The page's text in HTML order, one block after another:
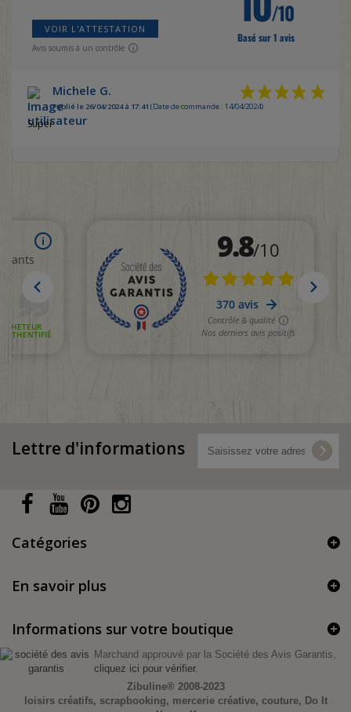
VOIR L'ATTESTATION
Avis soumis à un contrôle
/10
Basé sur 1 avis
Michele G.
Publié le 26/04/2024 à 17:41 (Date de commande : 14/04/2024)
Super
Lettre d'informations
Catégories
En savoir plus
Informations sur votre boutique
Marchand approuvé par la Société des Avis Garantis,
cliquez ici pour vérifier.
Zibuline® 2008-2023
loisirs créatifs, scrapbooking, mercerie créative, couture, Do It